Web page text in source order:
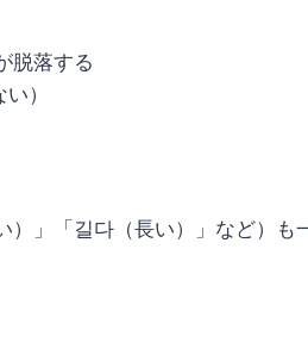
脱落する
）
」「길다（長い）」など）も